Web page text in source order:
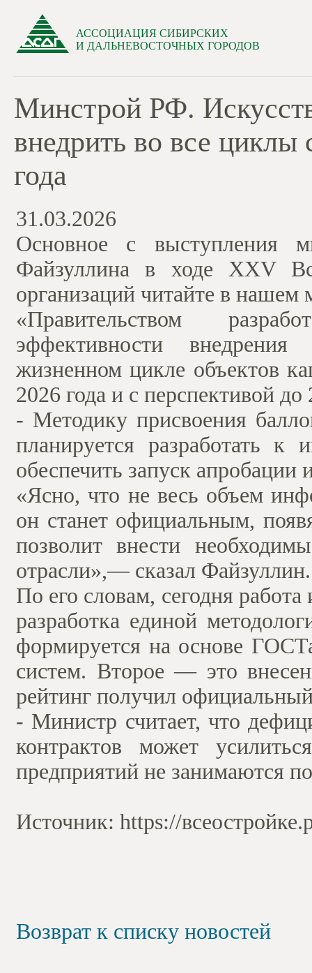
АССОЦИАЦИЯ СИБИРСКИХ
И ДАЛЬНЕВОСТОЧНЫХ ГОРОДОВ
Минстрой РФ.
внедрить во все циклы
года
31.03.2026
Основное с выступления
Файзуллина в ходе XXV
организаций читайте в нашем
«Правительством
эффективности
жизненном цикле объектов
2026 года и с перспективой до
- Методику присвоения
планируется
обеспечить запуск
«Ясно, что не весь объем
он станет официальным,
позволит внести
отрасли»,— сказал Файзуллин.
По его словам, сегодня
разработка единой
формируется на основе
систем. Второе — это
рейтинг получил официальный
- Министр считает, что
контрактов может
предприятий не занимаются
Источник: https://
Возврат к списку новостей